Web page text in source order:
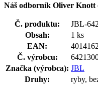
Náš odborník Oliver Knott
Č. produktu:
JBL-
Obsah:
1 ks
EAN:
Č. výrobcu:
Značka (výrobca): JBL
Druhy:
ryby,